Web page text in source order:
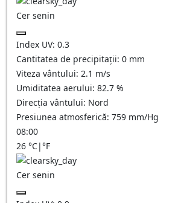
Cer senin
Index UV: 0.3
Cantitatea de precipitații: 0 mm
Viteza vântului: 2.1 m/s
Umiditatea aerului: 82.7 %
Direcția vântului: Nord
Presiunea atmosferică: 759 mm/Hg
08:00
26 °C|°F
Cer senin